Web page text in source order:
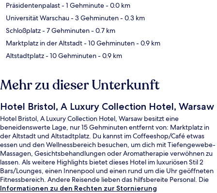
Präsidentenpalast- 1 Gehminute- 0.0 km
Universität Warschau- 3 Gehminuten- 0.3 km
Schloßplatz- 7 Gehminuten- 0.7 km
Marktplatz in der Altstadt- 10 Gehminuten- 0.9 km
Altstadtplatz- 10 Gehminuten- 0.9 km
Mehr zu dieser Unterkunft
Hotel Bristol, A Luxury Collection Hotel, Warsaw
Hotel Bristol, A Luxury Collection Hotel, Warsaw besitzt eine
beneidenswerte Lage, nur 15 Gehminuten entfernt von: Marktplatz in
der Altstadt und Altstadtplatz. Du kannst im Coffeeshop/Café etwas
essen und den Wellnessbereich besuchen, um dich mit Tiefengewebe-
Massagen, Gesichtsbehandlungen oder Aromatherapie verwöhnen zu
lassen. Als weitere Highlights bietet dieses Hotel im luxuriösen Stil 2
Bars/Lounges, einen Innenpool und einen rund um die Uhr geöffneten
Fitnessbereich. Andere Reisende lieben das hilfsbereite Personal. Die
öffentlichen Verkehrsmittel sind nur einen kurzen Fußmarsch entfernt:
Informationen zu den Rechten zur Stornierung